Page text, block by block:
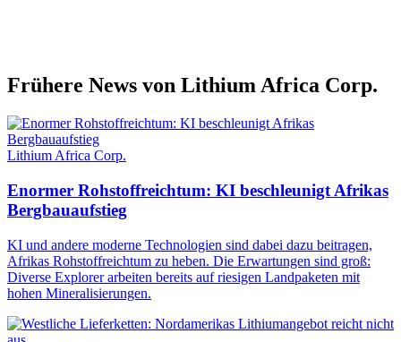
Frühere News von Lithium Africa Corp.
Lithium Africa Corp.
Enormer Rohstoffreichtum: KI beschleunigt Afrikas
Bergbauaufstieg
KI und andere moderne Technologien sind dabei dazu beitragen,
Afrikas Rohstoffreichtum zu heben. Die Erwartungen sind groß:
Diverse Explorer arbeiten bereits auf riesigen Landpaketen mit
hohen Mineralisierungen.